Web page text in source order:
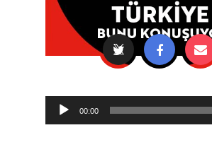
Audio
Player
00:00